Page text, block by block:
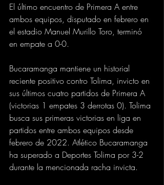
El último encuentro de Primera A entre
ambos equipos, disputado en febrero en
el estadio Manuel Murillo Toro, terminó
en empate a 0-0.
Bucaramanga mantiene un historial
reciente positivo contro Tolima, invicto en
sus últimos cuatro partidos de Primera A
(victorias 1 empates 3 derrotas 0). Tolima
busca sus primeras victorias en liga en
partidos entre ambos equipos desde
febrero de 2022. Atlético Bucaramanga
ha superado a Deportes Tolima por 3-2
durante la mencionada racha invicta.